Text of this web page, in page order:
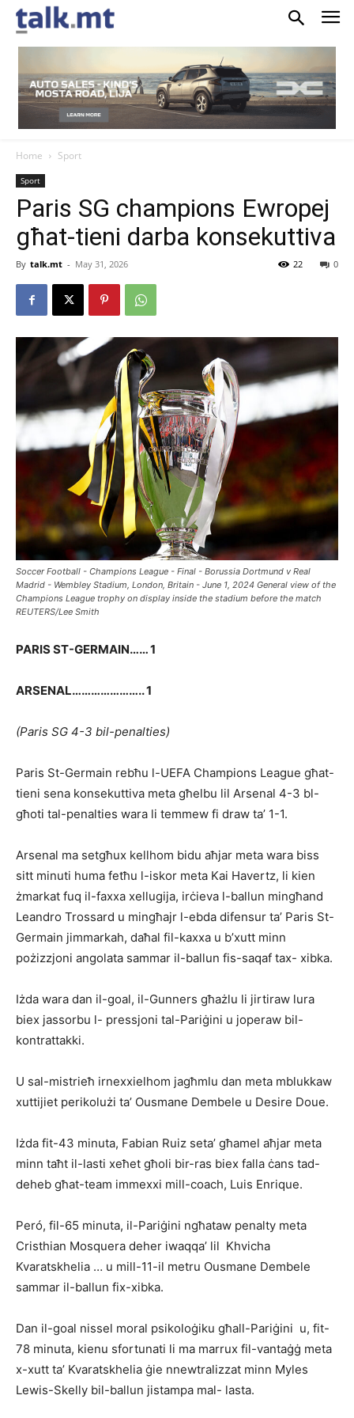
Home Sport
Sport
Paris SG champions Ewropej
għat-tieni darba konsekuttiva
By talk.mt - May 31, 2026 0
22
Soccer Football - Champions League - Final - Borussia Dortmund v Real
Madrid - Wembley Stadium, London, Britain - June 1, 2024 General view of the
Champions League trophy on display inside the stadium before the match
REUTERS/Lee Smith
PARIS ST-GERMAIN…… 1
ARSENAL………………….. 1
(Paris SG 4-3 bil-penalties)
Paris St-Germain rebħu l-UEFA Champions League għat-
tieni sena konsekuttiva meta għelbu lil Arsenal 4-3 bl-
għoti tal-penalties wara li temmew fi draw ta’ 1-1.
Arsenal ma setgħux kel­lhom bidu aħjar meta wara biss
sitt minuti huma fetħu l-iskor meta Kai Havertz, li kien
żmarkat fuq il-faxxa xellugija, irċieva l-ballun mingħand
Lean­dro Trossard u mingħajr l-ebda difensur ta’ Paris St-
Germain jimmarkah, da­ħal fil-kaxxa u b’xutt minn
pożizzjoni angolata sammar il-ballun fis-saqaf tax- xibka.
Iżda wara dan il-goal, il-Gunners għażlu li jirtiraw lura
biex jassorbu l- pressjoni tal-Pariġini u jo­peraw bil-
kontrattakki.
U sal-mistrieħ irnexxielhom jagħmlu dan meta mblukkaw
xuttijiet periko­lużi ta’ Ousmane Dembele u Desire Doue.
Iżda fit-43 minuta, Fabian Ruiz seta’ għamel aħjar meta
minn taħt il-lasti xeħet għoli bir-ras biex falla ċans tad-
deheb għat-team immexxi mill-coach, Luis Enrique.
Peró, fil-65 minuta, il-Pariġini ngħataw penalty meta
Cristhian Mosquera deher iwaqqa’ lil Khvicha
Kvaratskhelia … u mill-11-il metru Ousmane Dembele
sammar il-ballun fix-xibka.
Dan il-goal nissel moral psikoloġiku għall-Pariġini u, fit-
78 minuta, kienu sfortunati li ma marrux fil-vantaġġ meta
x-xutt ta’ Kvaratskhelia ġie nnewtralizzat minn Myles
Lewis-Skelly bil-ballun jistampa mal- lasta.